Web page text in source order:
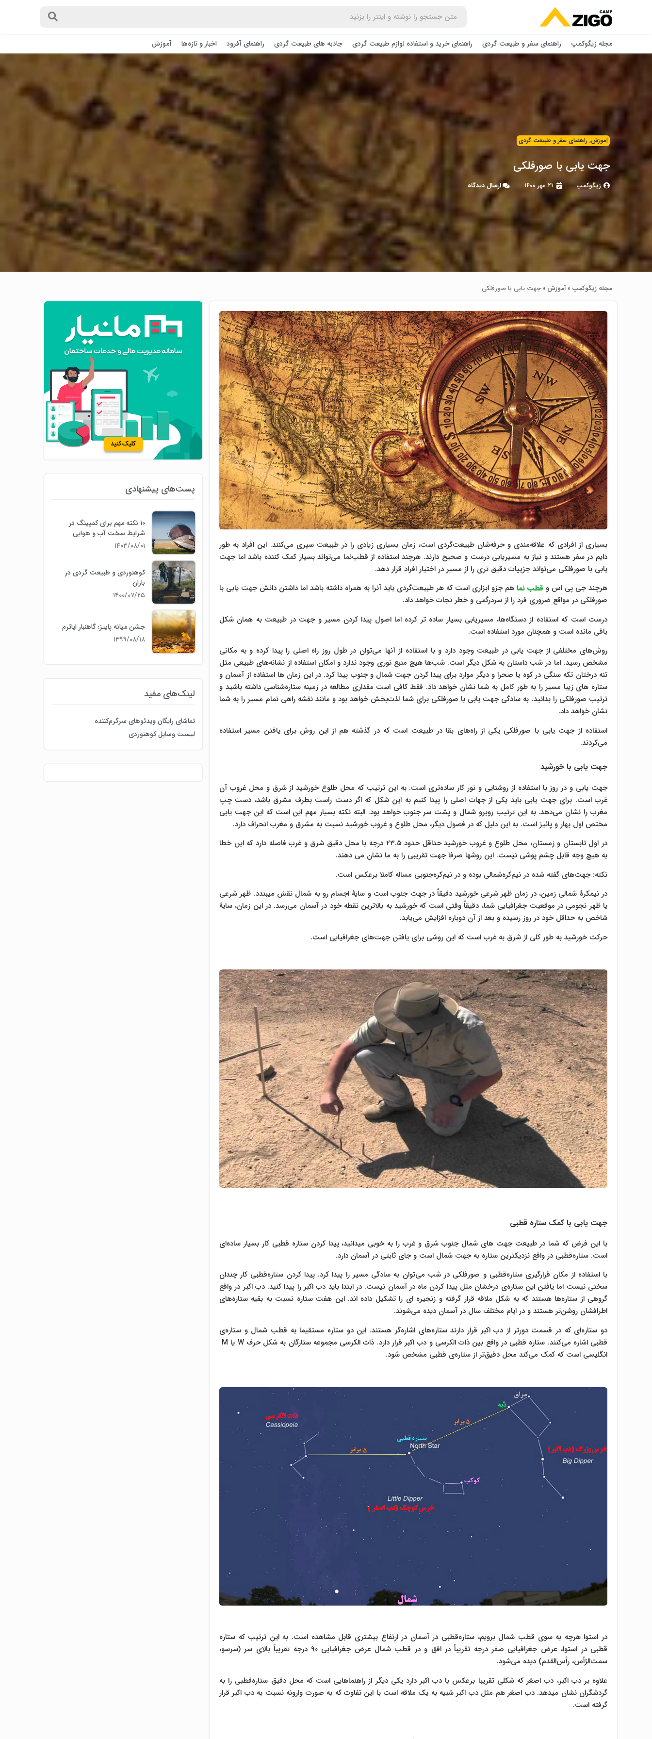
مجله زیگوکمپ راهنمای سفر و طبیعت گردی راهنمای خرید و استفاده لوازم طبیعت ‌گردی جاذبه های طبیعت گردی راهنمای آفرود اخبار و تازه‌ها آموزش
آموزش, راهنمای سفر و طبیعت گردی
جهت یابی با صورفلکی
زیگوکمپ ۲۱ مهر ۱۴۰۰ ارسال دیدگاه
مجله زیگوکمپ »آموزش » جهت یابی با صورفلکی
بسیاری از افرادی که علاقه‌مندی و حرفه‌شان طبیعت‌گردی است، زمان بسیاری زیادی را در طبیعت سپری می‌کنند. این افراد به طور
دایم در سفر هستند و نیاز به مسیریابی درست و صحیح دارند. هرچند استفاده از قطب‌نما می‌تواند بسیار کمک کننده باشد اما جهت
یابی با صورفلکی می‌تواند جزییات دقیق تری را از مسیر در اختیار افراد قرار دهد.
هرچند جی پی اس و قطب نما هم جزو ابزاری است که هر طبیعت‌گردی باید آنرا به همراه داشته باشد اما داشتن دانش جهت یابی با
صورفلکی در مواقع ضروری فرد را از سردرگمی و خطر نجات خواهد داد.
درست است که استفاده از دستگاه‌ها، مسیریابی بسیار ساده تر کرده اما اصول پیدا کردن مسیر و جهت در طبیعت به همان شکل
باقی مانده است و همچنان مورد استفاده است.
روش‌های مختلفی از جهت یابی در طبیعت وجود دارد و با استفاده از آنها می‌توان در طول روز راه اصلی را پیدا کرده و به مکانی
مشخص رسید. اما در شب داستان به شکل دیگر است. شب‌ها هیچ منبع نوری وجود ندارد و امکان استفاده از نشانه‌های طبیعی مثل
تنه درختان تکه سنگی در کوه یا صحرا و دیگر موارد برای پیدا کردن جهت شمال و جنوب پیدا کرد. در این زمان ها استفاده از آسمان و
ستاره های زیبا مسیر را به طور کامل به شما نشان خواهد داد. فقط کافی است مقداری مطالعه در زمینه ستاره‌شناسی داشته باشید و
ترتیب صورفلکی را بدانید. به سادگی جهت یابی با صورفلکی برای شما لذت‌بخش خواهد بود و مانند نقشه راهی تمام مسیر را به شما
نشان خواهد داد.
استفاده از جهت یابی با صورفلکی یکی از راه‌های بقا در طبیعت است که در گذشته هم از این روش برای یافتن مسیر استفاده
می‌کردند.
جهت یابی با خورشید
جهت یابی و در روز با استفاده از روشنایی و نور کار ساده‌تری است. به این ترتیب که محل طلوع خورشید از شرق و محل غروب آن
غرب است. برای جهت یابی باید یکی از جهات اصلی را پیدا کنیم به این شکل که اگر دست راست بطرف مشرق باشد، دست چپ
مغرب را نشان می‌دهد. به این ترتیب روبرو شمال و پشت سر جنوب خواهد بود. البته نکته بسیار مهم این است که این جهت یابی
مختص اول بهار و پائیز است. به این دلیل که در فصول دیگر، محل طلوع و غروب خورشید نسبت به مشرق و مغرب انحراف دارد.
در اول تابستان و زمستان، محل طلوع و غروب خورشید حداقل حدود ۲۳.۵ درجه با محل دقیق شرق و غرب فاصله دارد که این خطا
به هیچ وجه قابل چشم پوشی‌ نیست. این روشها صرفا جهت تقریبی‌ را به ما نشان می دهند.
نکته: جهت‌های گفته شده در نیم‌کره‌شمالی بوده و در نیم‌کره‌جنوبی‌ مساله کاملا برعکس است.
در نیمکرهٔ شمالی زمین، در زمان ظهر شرعی خورشید دقیقاً در جهت جنوب است و سایهٔ اجسام رو به شمال نقش میبندد. ظهر شرعی
یا ظهر نجومی در موقعیت جغرافیایی شما، دقیقاً وقتی است که خورشید به بالاترین نقطه خود در آسمان می‌رسد. در این زمان، سایهٔ
شاخص به حداقل خود در روز رسیده و بعد از آن دوباره افزایش می‌یابد.
حرکت خورشید به طور کلی از شرق به غرب است که این روشی برای یافتن جهت‌های جغرافیایی است.
جهت یابی با کمک ستاره قطبی
با این فرض که شما در طبیعت جهت های شمال جنوب شرق و غرب را به خوبی میدانید، پیدا کردن ستاره قطبی کار بسیار ساده‌ای
است. ستاره‌قطبی در واقع نزدیکترین ستاره به جهت شمال است و جای ثابتی در آسمان دارد.
با استفاده از مکان قرارگیری ستاره‌قطبی و صورفلکی در شب می‌توان به سادگی مسیر را پیدا کرد. پیدا کردن ستاره‌قطبی کار چندان
سختی نیست اما یافتن این ستاره‌ی درخشان مثل پیدا کردن ماه در آسمان نیست. در ابتدا باید دب اکبر را پیدا کنید. دب اکبر در واقع
گروهی از ستاره‌ها هستند که به شکل ملاقه قرار گرفته‌ و زنجیره ای را تشکیل داده اند. این هفت ستاره نسبت به بقیه‌ ستاره‌های
اطرافشان روشن‌تر هستند و در ایام مختلف سال در آسمان دیده می‌شوند.
دو ستاره‌ای که در قسمت دورتر از دب اکبر قرار دارند ستاره‌های اشاره‌گر هستند. این دو ستاره مستقیما به قطب شمال و ستاره‌ی
انگلیسی است که کمک می‌کند محل دقیق‌تر از ستاره‌ی قطبی مشخص شود.
در استوا هرچه به سوی قطب شمال برویم، ستاره‌قطبی در آسمان در ارتفاع بیشتری قابل مشاهده است. به این ترتیب که ستاره‌
قطبی در استوا، عرض جغرافیایی صفر درجه تقریباً در افق و در قطب شمال عرض جغرافیایی ۹۰ درجه تقریباً بالای سر (سرسو،
سمت‌الرّأس، رأس‌القدم) دیده می‌شود.
علاوه بر دب اکبر، دب اصغر که شکلی تقریبا برعکس با دب اکبر دارد یکی دیگر از راهنما‌هایی است که محل دقیق ستاره‌قطبی را به
گردشگران نشان میدهد. دب اصغر هم مثل دب اکبر شبیه به یک ملاقه است با این تفاوت که به صورت وارونه نسبت به دب اکبر قرار
گرفته است.
پست‌های پیشنهادی
۱۰ نکته مهم برای کمپینگ در
شرایط سخت آب و هوایی
۱۴۰۳/۰۸/۰۱
کوهنوردی و طبیعت گردی در
باران
۱۴۰۰/۰۷/۲۵
جشن میانه پاییز؛ گاهنبار ایاثرم
۱۳۹۹/۰۸/۱۸
لینک‌های مفید
تماشای رایگان ویدئوهای سرگرم‌کننده
لیست وسایل کوهنوردی